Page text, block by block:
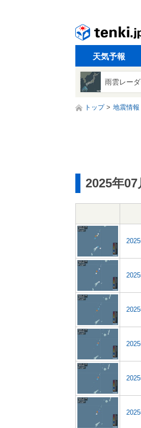
天気予報
雨雲レー
トップ 地震情報
2025年